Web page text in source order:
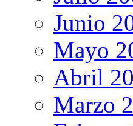
Junio
Mayo
Abril
Marzo